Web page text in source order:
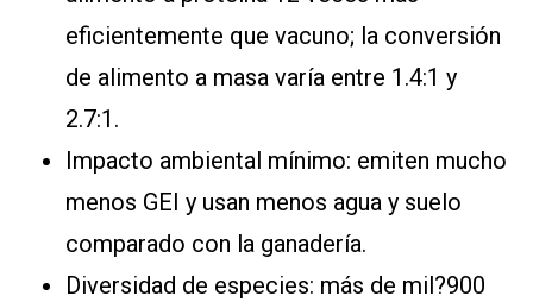
eficientemente que vacuno; la conversión
de alimento a masa varía entre 1.4:1 y
2.7:1.
Impacto ambiental mínimo: emiten mucho
menos GEI y usan menos agua y suelo
comparado con la ganadería.
Diversidad de especies: más de mil?900